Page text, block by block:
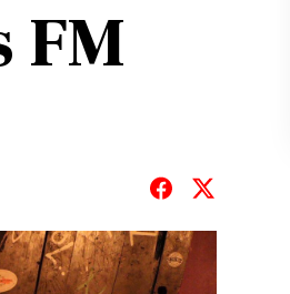
FM